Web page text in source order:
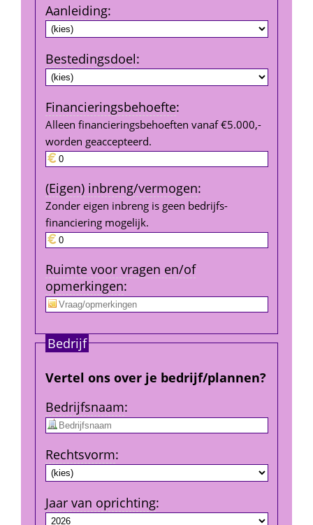
Aanleiding:
Bestedings­doel:
Financierings­behoefte:
Alleen financieringsbehoeften vanaf €5.000,-
worden geaccepteerd.
(Eigen) inbreng/vermogen:
Zonder eigen inbreng is geen bedrijfs­
financiering mogelijk.
Ruimte voor vragen en/of
opmerkingen:
Bedrijf
Vertel ons over je bedrijf/plannen?
Bedrijfs­naam:
Rechtsvorm:
Jaar van oprichting: